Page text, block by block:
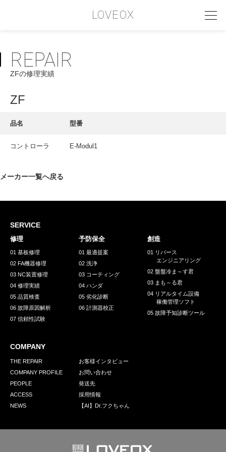
LOVEOX
PHILOSOPHY
フィロソフィー
COMPANY PROFILE
INTERVIEW
採用情報
GREEN CHALLENGE
環境への取り組み
お問い合わせ 発送先
REPAIR
ZFの修理実績
ZF
品名 型番
コントローラ E-Modul1
メーカー一覧へ戻る
SERVICE
修理
01 基板修理
02 FA機器修理
03 NC装置修理
04 修理実績
05 品質検査
06 故障原因解析
07 信頼性試験
予防保全
01 最適提案
02 洗浄
03 コーティング
04 ハンダ
05 劣化診断
06 計測器校正
創造
01 リバース
エンジニアリング
02 盤盤冷ま～す君
03 まも～る君
04 リアルタイム設備
稼働管理ソフト
05 故障予知診断ツール
COMPANY
THE REPAIR
COMPANY PROFILE
PEOPLE
ACCESS
NEWS
お客様インタビュー
お問い合わせ
発送先
採用情報
【AI】Dr.フクちゃん